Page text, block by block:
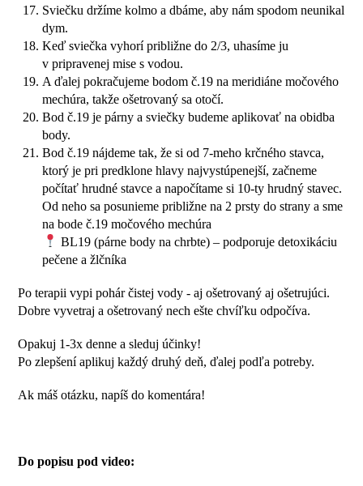
Sviečku držíme kolmo a dbáme, aby nám spodom neunikal
dym.
Keď sviečka vyhorí približne do 2/3, uhasíme ju
v pripravenej mise s vodou.
A ďalej pokračujeme bodom č.19 na meridiáne močového
mechúra, takže ošetrovaný sa otočí.
Bod č.19 je párny a sviečky budeme aplikovať na obidba
body.
Bod č.19 nájdeme tak, že si od 7-meho krčného stavca,
ktorý je pri predklone hlavy najvystúpenejší, začneme
počítať hrudné stavce a napočítame si 10-ty hrudný stavec.
Od neho sa posunieme približne na 2 prsty do strany a sme
na bode č.19 močového mechúra
BL19 (párne body na chrbte) – podporuje detoxikáciu
pečene a žlčníka
Po terapii vypi pohár čistej vody - aj ošetrovaný aj ošetrujúci.
Dobre vyvetraj a ošetrovaný nech ešte chvíľku odpočíva.
Opakuj 1-3x denne a sleduj účinky!
Po zlepšení aplikuj každý druhý deň, ďalej podľa potreby.
Ak máš otázku, napíš do komentára!
Do popisu pod video: